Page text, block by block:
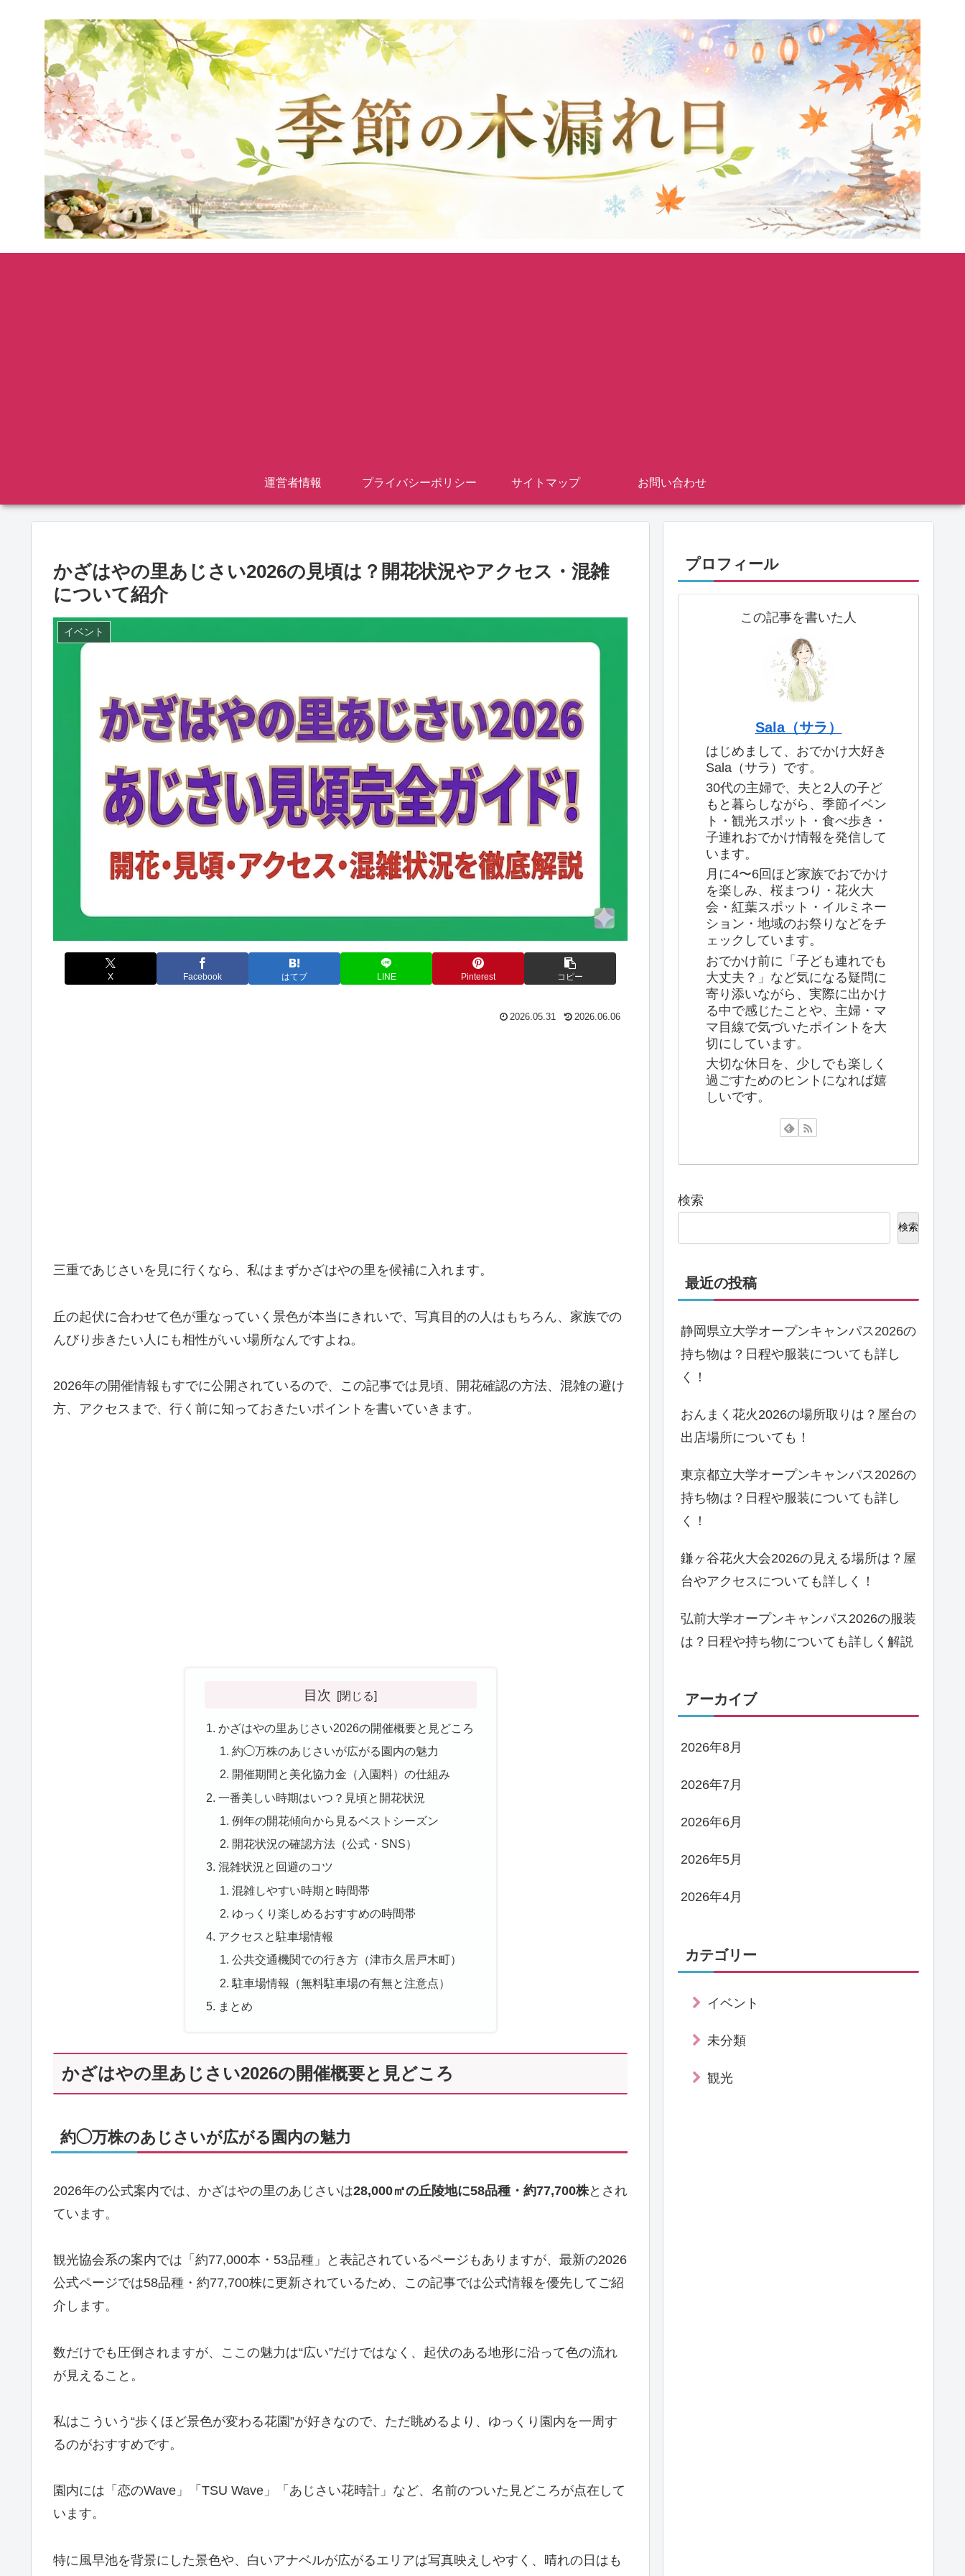
運営者情報 プライバシーポリシー サイトマップ お問い合わせ
かざはやの里あじさい2026の見頃は？開花状況やアクセス・混雑
について紹介
イベント
X Facebook はてブ LINE Pinterest コピー
2026.05.31 2026.06.06
三重であじさいを見に行くなら、私はまずかざはやの里を候補に入れます。
丘の起伏に合わせて色が重なっていく景色が本当にきれいで、写真目的の人はもちろん、家族での
んびり歩きたい人にも相性がいい場所なんですよね。
2026年の開催情報もすでに公開されているので、この記事では見頃、開花確認の方法、混雑の避け
方、アクセスまで、行く前に知っておきたいポイントを書いていきます。
目次
かざはやの里あじさい2026の開催概要と見どころ
約◯万株のあじさいが広がる園内の魅力
開催期間と美化協力金（入園料）の仕組み
一番美しい時期はいつ？見頃と開花状況
例年の開花傾向から見るベストシーズン
開花状況の確認方法（公式・SNS）
混雑状況と回避のコツ
混雑しやすい時期と時間帯
ゆっくり楽しめるおすすめの時間帯
アクセスと駐車場情報
公共交通機関での行き方（津市久居戸木町）
駐車場情報（無料駐車場の有無と注意点）
まとめ
かざはやの里あじさい2026の開催概要と見どころ
約◯万株のあじさいが広がる園内の魅力
2026年の公式案内では、かざはやの里のあじさいは28,000㎡の丘陵地に58品種・約77,700株とされ
ています。
観光協会系の案内では「約77,000本・53品種」と表記されているページもありますが、最新の2026
公式ページでは58品種・約77,700株に更新されているため、この記事では公式情報を優先してご紹
介します。
数だけでも圧倒されますが、ここの魅力は“広い”だけではなく、起伏のある地形に沿って色の流れ
が見えること。
私はこういう“歩くほど景色が変わる花園”が好きなので、ただ眺めるより、ゆっくり園内を一周す
るのがおすすめです。
園内には「恋のWave」「TSU Wave」「あじさい花時計」など、名前のついた見どころが点在して
います。
特に風早池を背景にした景色や、白いアナベルが広がるエリアは写真映えしやすく、晴れの日はも
プロフィール
この記事を書いた人
Sala（サラ）
はじめまして、おでかけ大好き
Sala（サラ）です。
30代の主婦で、夫と2人の子ど
もと暮らしながら、季節イベン
ト・観光スポット・食べ歩き・
子連れおでかけ情報を発信して
います。
月に4〜6回ほど家族でおでかけ
を楽しみ、桜まつり・花火大
会・紅葉スポット・イルミネー
ション・地域のお祭りなどをチ
ェックしています。
おでかけ前に「子ども連れでも
大丈夫？」など気になる疑問に
寄り添いながら、実際に出かけ
る中で感じたことや、主婦・マ
マ目線で気づいたポイントを大
切にしています。
大切な休日を、少しでも楽しく
過ごすためのヒントになれば嬉
しいです。
検索
検索
最近の投稿
静岡県立大学オープンキャンパス2026の
持ち物は？日程や服装についても詳し
く！
おんまく花火2026の場所取りは？屋台の
出店場所についても！
東京都立大学オープンキャンパス2026の
持ち物は？日程や服装についても詳し
く！
鎌ヶ谷花火大会2026の見える場所は？屋
台やアクセスについても詳しく！
弘前大学オープンキャンパス2026の服装
は？日程や持ち物についても詳しく解説
アーカイブ
2026年8月
2026年7月
2026年6月
2026年5月
2026年4月
カテゴリー
イベント
未分類
観光